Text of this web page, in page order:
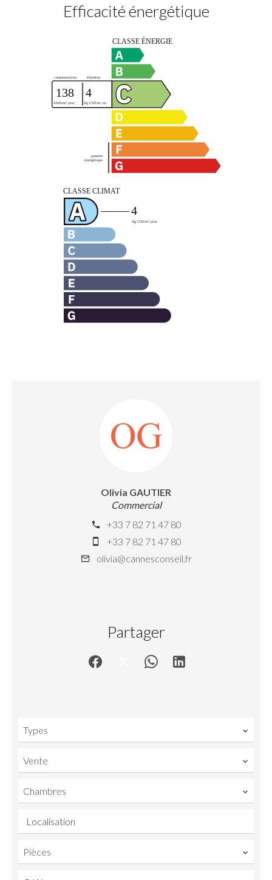
Efficacité énergétique
Olivia GAUTIER
Commercial
+33 7 82 71 47 80
+33 7 82 71 47 80
olivia@cannesconseil.fr
Partager
Types
Vente
Chambres
Localisation
Pièces